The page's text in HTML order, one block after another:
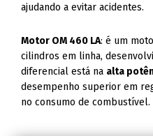
ajudando a evitar acidentes.
Motor OM 460 LA: é um
cilindros em linha,
diferencial está na alta
desempenho superior em
no consumo de combustível.